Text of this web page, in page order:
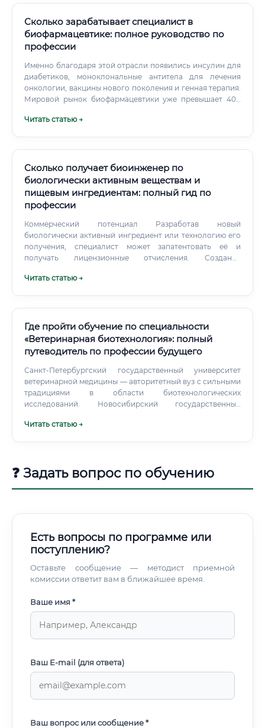
Сколько зарабатывает специалист в
биофармацевтике: полное руководство по
профессии
Именно благодаря этой отрасли появились инсулин для
диабетиков, моноклональные антитела для лечения
онкологии, вакцины нового поколения и генная терапия.
Мировой рынок биофармацевтики уже превышает 400
8–12% в год. В России этот рынок также активно
создают огромный спрос на квалифицированных
специалистов.
Читать статью →
Сколько получает биоинженер по
биологически активным веществам и
пищевым ингредиентам: полный гид по
профессии
Коммерческий потенциал Разработав новый
биологически активный ингредиент или технологию его
получения, специалист может запатентовать её и
получать лицензионные отчисления. Создание
пробиотических культур, растительных экстрактов —
здоровее, жить дольше и качественнее.
Читать статью →
Где пройти обучение по специальности
«Ветеринарная биотехнология»: полный
путеводитель по профессии будущего
Санкт-Петербургский государственный университет
ветеринарной медицины — авторитетный вуз с сильными
традициями в области биотехнологических
исследований. Новосибирский государственный
Сибири. Уральский государственный аграрный
Читать статью →
❓ Задать вопрос по обучению
Есть вопросы по программе или
поступлению?
Оставьте сообщение — методист приемной
комиссии ответит вам в ближайшее время.
Ваше имя *
Ваш E-mail (для ответа)
Ваш вопрос или сообщение *